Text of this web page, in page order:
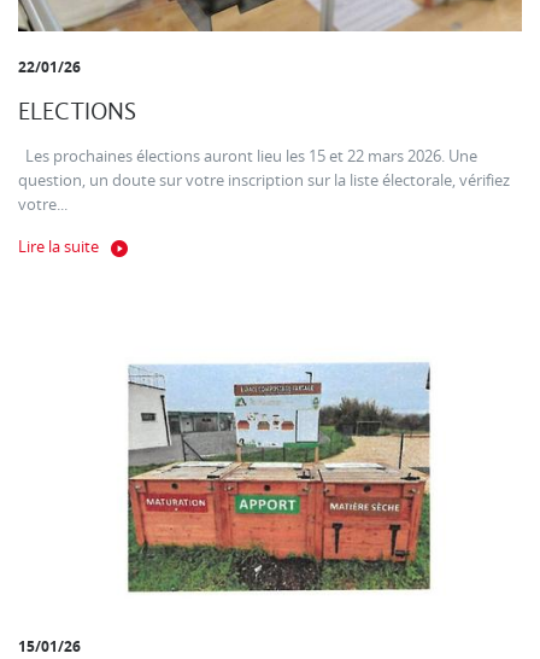
22/01/26
ELECTIONS
Les prochaines élections auront lieu les 15 et 22 mars 2026. Une
question, un doute sur votre inscription sur la liste électorale, vérifiez
votre...
Lire la suite
15/01/26